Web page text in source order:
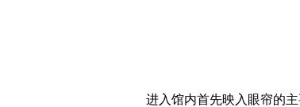
进入馆内首先映入眼帘的